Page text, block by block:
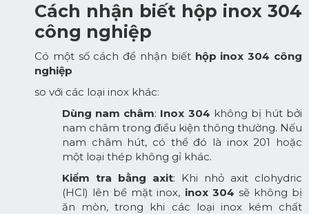
Cách nhận biết hộp inox 304
công nghiệp
Có một số cách để nhận biết hộp inox 304 công
nghiệp
so với các loại inox khác:
Dùng nam châm: Inox 304 không bị hút bởi
nam châm trong điều kiện thông thường. Nếu
nam châm hút, có thể đó là inox 201 hoặc
một loại thép không gỉ khác.
Kiểm tra bằng axit: Khi nhỏ axit clohydric
(HCl) lên bề mặt inox, inox 304 sẽ không bị
ăn mòn, trong khi các loại inox kém chất